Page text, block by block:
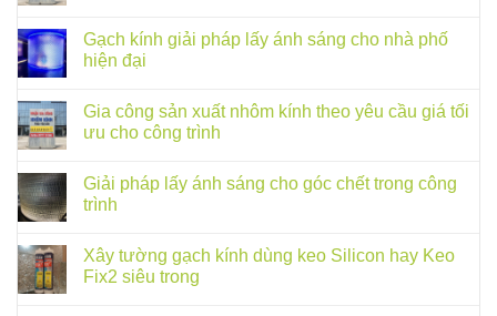
Gạch kính giải pháp lấy ánh sáng cho nhà phố
hiện đại
Gia công sản xuất nhôm kính theo yêu cầu giá tối
ưu cho công trình
Giải pháp lấy ánh sáng cho góc chết trong công
trình
Xây tường gạch kính dùng keo Silicon hay Keo
Fix2 siêu trong